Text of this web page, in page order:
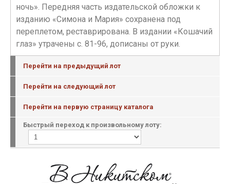
ночь». Передняя часть издательской обложки к
изданию «Симона и Мария» сохранена под
переплетом, реставрирована. В издании «Кошачий
глаз» утрачены с. 81-96, дописаны от руки.
Перейти на предыдущий лот
Перейти на следующий лот
Перейти на первую страницу каталога
Быстрый переход к произвольному лоту: